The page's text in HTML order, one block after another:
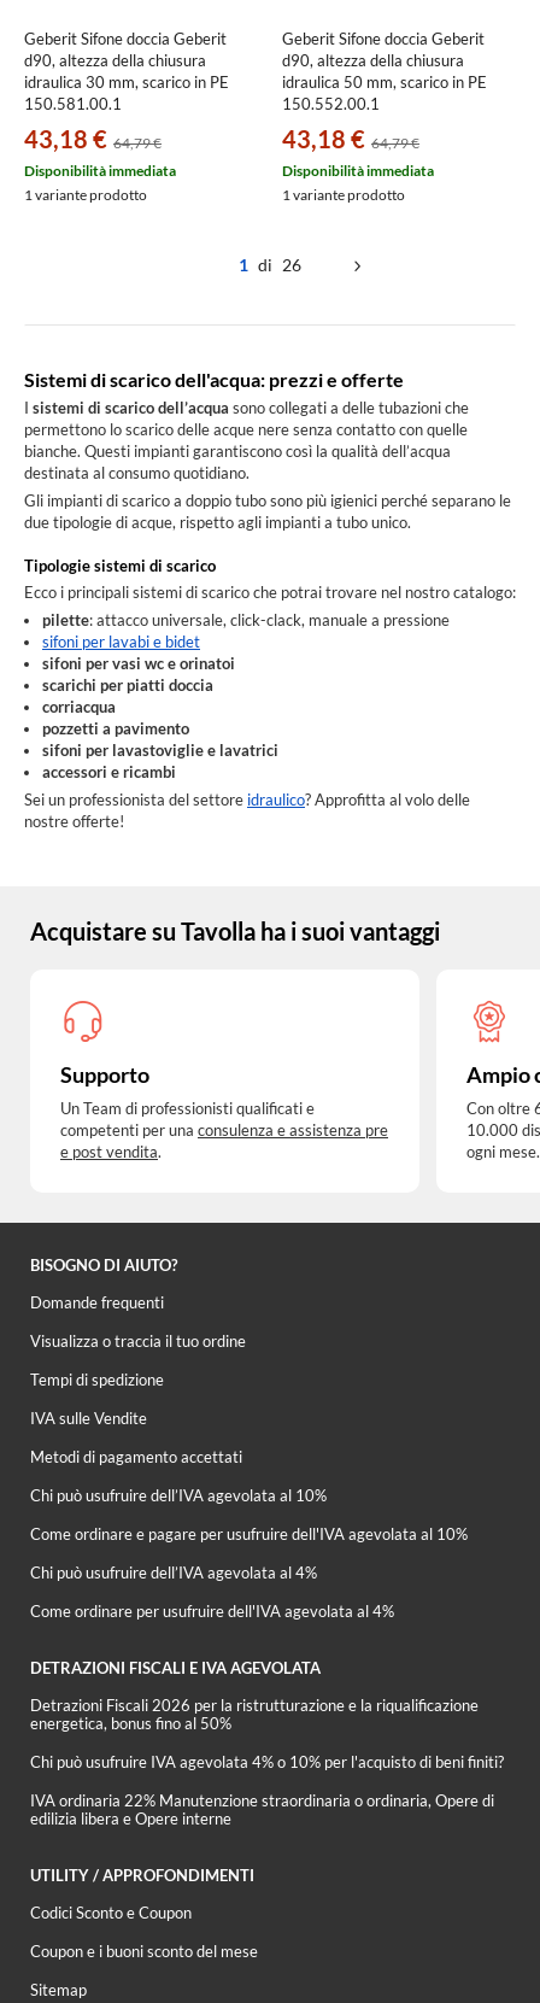
Geberit Sifone doccia Geberit
d90, altezza della chiusura
idraulica 30 mm, scarico in PE
150.581.00.1
43,18 € 64,79 €
Disponibilità immediata
1 variante prodotto
Geberit Sifone doccia Geberit
d90, altezza della chiusura
idraulica 50 mm, scarico in PE
150.552.00.1
43,18 € 64,79 €
Disponibilità immediata
1 variante prodotto
1 di 26
Sistemi di scarico dell'acqua: prezzi e offerte
I sistemi di scarico dell’acqua sono collegati a delle tubazioni che
permettono lo scarico delle acque nere senza contatto con quelle
bianche. Questi impianti garantiscono così la qualità dell’acqua
destinata al consumo quotidiano.
Gli impianti di scarico a doppio tubo sono più igienici perché separano le
due tipologie di acque, rispetto agli impianti a tubo unico.
Tipologie sistemi di scarico
Ecco i principali sistemi di scarico che potrai trovare nel nostro catalogo:
pilette: attacco universale, click-clack, manuale a pressione
sifoni per lavabi e bidet
sifoni per vasi wc e orinatoi
scarichi per piatti doccia
corriacqua
pozzetti a pavimento
sifoni per lavastoviglie e lavatrici
accessori e ricambi
Sei un professionista del settore idraulico? Approfitta al volo delle
nostre offerte!
Acquistare su Tavolla ha i suoi vantaggi
Supporto
Un Team di professionisti qualificati e
competenti per una consulenza e assistenza pre
e post vendita.
Ampio
Con oltre
10.000
ogni mese.
BISOGNO DI AIUTO?
Domande frequenti
Visualizza o traccia il tuo ordine
Tempi di spedizione
IVA sulle Vendite
Metodi di pagamento accettati
Chi può usufruire dell’IVA agevolata al 10%
Come ordinare e pagare per usufruire dell'IVA agevolata al 10%
Chi può usufruire dell’IVA agevolata al 4%
Come ordinare per usufruire dell'IVA agevolata al 4%
DETRAZIONI FISCALI E IVA AGEVOLATA
Detrazioni Fiscali 2026 per la ristrutturazione e la riqualificazione
energetica, bonus fino al 50%
Chi può usufruire IVA agevolata 4% o 10% per l'acquisto di beni finiti?
IVA ordinaria 22% Manutenzione straordinaria o ordinaria, Opere di
edilizia libera e Opere interne
UTILITY / APPROFONDIMENTI
Codici Sconto e Coupon
Coupon e i buoni sconto del mese
Sitemap